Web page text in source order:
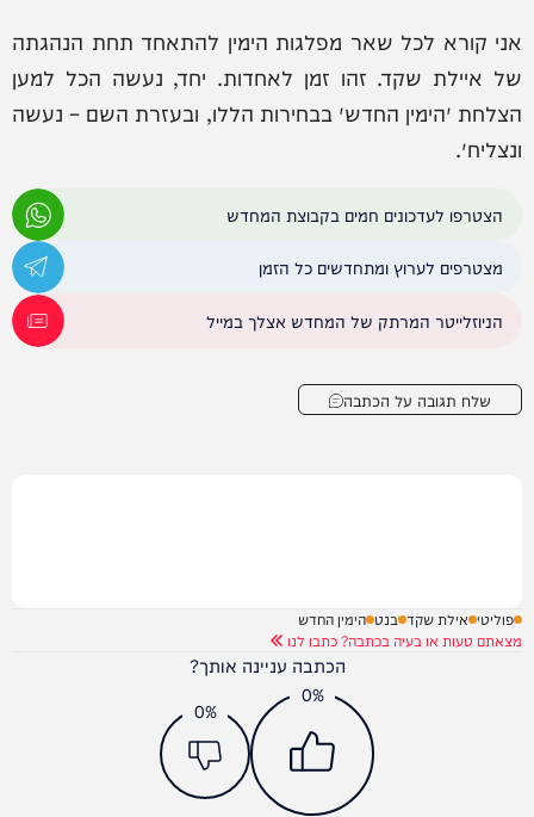
אני קורא לכל שאר מפלגות הימין להתאחד תחת הנהגתה
של איילת שקד. זהו זמן לאחדות. יחד, נעשה הכל למען
הצלחת ״הימין החדש״ בבחירות הללו, ובעזרת השם – נעשה
ונצליח״.
הצטרפו לעדכונים חמים בקבוצת המחדש
מצטרפים לערוץ ומתחדשים כל הזמן
הניוזלייטר המרתק של המחדש אצלך במייל
שלח תגובה על הכתבה
פוליטי אילת שקד בנט הימין החדש
מצאתם טעות או בעיה בכתבה? כתבו לנו
הכתבה עניינה אותך?
0%
0%